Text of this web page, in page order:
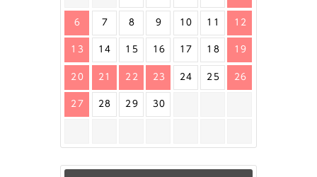
6 7 8 9 10 11 12
13 14 15 16 17 18 19
20 21 22 23 24 25 26
27 28 29 30